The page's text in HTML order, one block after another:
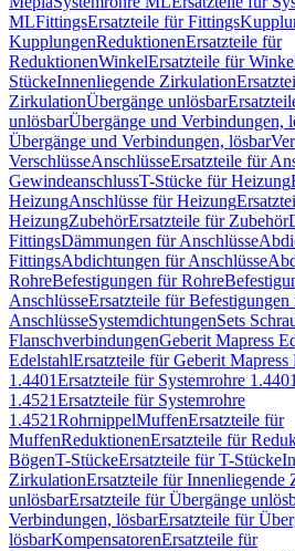
MLFittingsErsatzteile für Fittings
KupplungenReduktionenErsatzteile für
ReduktionenWinkelErsatzteile für
StückeInnenliegende Zirkulation
ZirkulationÜbergänge unlösbar
unlösbarÜbergänge und Verbindungen,
Übergänge und Verbindungen, lösbar
VerschlüsseAnschlüsseErsatzteile für
GewindeanschlussT-Stücke für Heizung
HeizungAnschlüsse für Heizung
HeizungZubehörErsatzteile für Zubehör
FittingsDämmungen für Anschlüsse
FittingsAbdichtungen für Anschlüsse
RohreBefestigungen für Rohre
AnschlüsseErsatzteile für Befestigungen
AnschlüsseSystemdichtungenSets
FlanschverbindungenGeberit Mapress
EdelstahlErsatzteile für Geberit Mapress
1.4401Ersatzteile für Systemrohre 1.4401
1.4521Ersatzteile für Systemrohre
1.4521RohrnippelMuffenErsatzteile für
MuffenReduktionenErsatzteile für
BögenT-StückeErsatzteile für T-Stücke
ZirkulationErsatzteile für Innenliegende
unlösbarErsatzteile für Übergänge
Verbindungen, lösbarErsatzteile für
lösbarKompensatorenErsatzteile für